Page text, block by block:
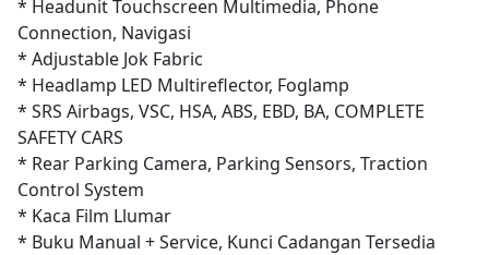
* Headunit Touchscreen Multimedia, Phone
Connection, Navigasi
* Adjustable Jok Fabric
* Headlamp LED Multireflector, Foglamp
* SRS Airbags, VSC, HSA, ABS, EBD, BA, COMPLETE
SAFETY CARS
* Rear Parking Camera, Parking Sensors, Traction
Control System
* Kaca Film Llumar
* Buku Manual + Service, Kunci Cadangan Tersedia